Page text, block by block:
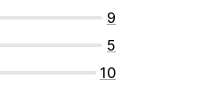
9
5
10